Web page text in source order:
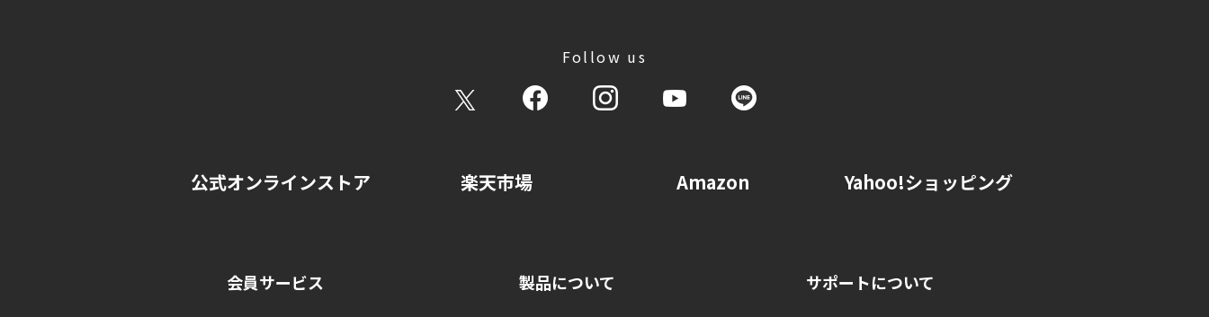
Follow us
公式オンラインストア 楽天市場 Amazon Yahoo!ショッピング
会員サービス 製品について サポートについて